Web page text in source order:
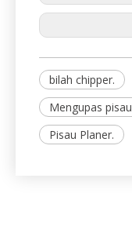
bilah chipper.
Mengupas pisau
Pisau Planer.